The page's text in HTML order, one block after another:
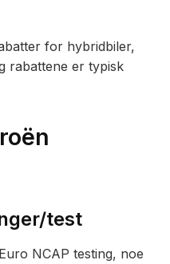
for hybridbiler,
rabattene er typisk
test
NCAP testing, noe